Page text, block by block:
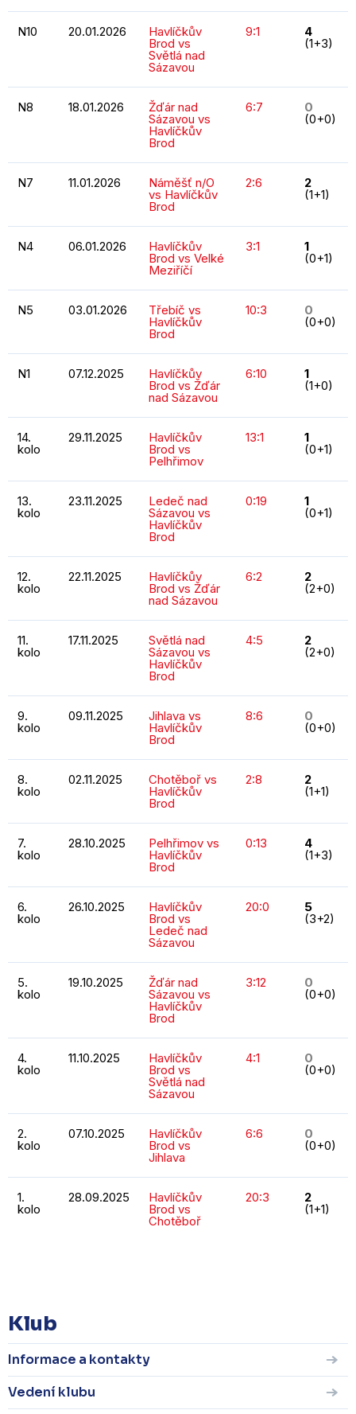
N10 20.01.2026 Havlíčkův
Brod vs
Světlá nad
Sázavou
9:1 4
(1+3)
N8 18.01.2026 Žďár nad
Sázavou vs
Havlíčkův
Brod
6:7 0
(0+0)
N7 11.01.2026 Náměšť n/O
vs Havlíčkův
Brod
2:6 2
(1+1)
N4 06.01.2026 Havlíčkův
Brod vs Velké
Meziříčí
3:1 1
(0+1)
N5 03.01.2026 Třebíč vs
Havlíčkův
Brod
10:3 0
(0+0)
N1 07.12.2025 Havlíčkův
Brod vs Žďár
nad Sázavou
6:10 1
(1+0)
14.
kolo
29.11.2025 Havlíčkův
Brod vs
Pelhřimov
13:1 1
(0+1)
13.
kolo
23.11.2025 Ledeč nad
Sázavou vs
Havlíčkův
Brod
0:19 1
(0+1)
12.
kolo
22.11.2025 Havlíčkův
Brod vs Žďár
nad Sázavou
6:2 2
(2+0)
11.
kolo
17.11.2025 Světlá nad
Sázavou vs
Havlíčkův
Brod
4:5 2
(2+0)
9.
kolo
09.11.2025 Jihlava vs
Havlíčkův
Brod
8:6 0
(0+0)
8.
kolo
02.11.2025 Chotěboř vs
Havlíčkův
Brod
2:8 2
(1+1)
7.
kolo
28.10.2025 Pelhřimov vs
Havlíčkův
Brod
0:13 4
(1+3)
6.
kolo
26.10.2025 Havlíčkův
Brod vs
Ledeč nad
Sázavou
20:0 5
(3+2)
5.
kolo
19.10.2025 Žďár nad
Sázavou vs
Havlíčkův
Brod
3:12 0
(0+0)
4.
kolo
11.10.2025 Havlíčkův
Brod vs
Světlá nad
Sázavou
4:1 0
(0+0)
2.
kolo
07.10.2025 Havlíčkův
Brod vs
Jihlava
6:6 0
(0+0)
1.
kolo
28.09.2025 Havlíčkův
Brod vs
Chotěboř
20:3 2
(1+1)
Klub
Informace a kontakty
Vedení klubu